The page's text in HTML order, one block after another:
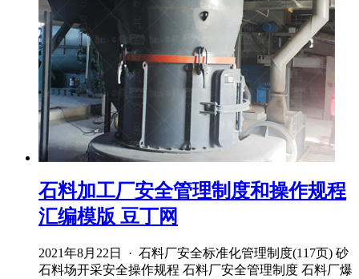
石料加工厂安全管理制度和操作规程
汇编模版 豆丁网
2021年8月22日 · 石料厂安全标准化管理制度(117页) 砂
石料场开采安全操作规程 石料厂安全管理制度 石料厂爆